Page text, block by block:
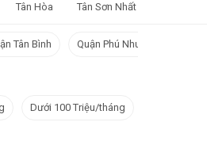
Tân Hòa Tân Sơn Nhất
Tân Bình Quận Phú Nhuận
Dưới 100 Triệu/tháng